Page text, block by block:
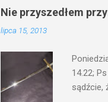
wprawdzie jest gotowa,
których spotkacie. Słudzy
biesiadnikami. Wszedł król,
Nie przyszedłem
lipca 15, 2013
14.22;
sądźcie,